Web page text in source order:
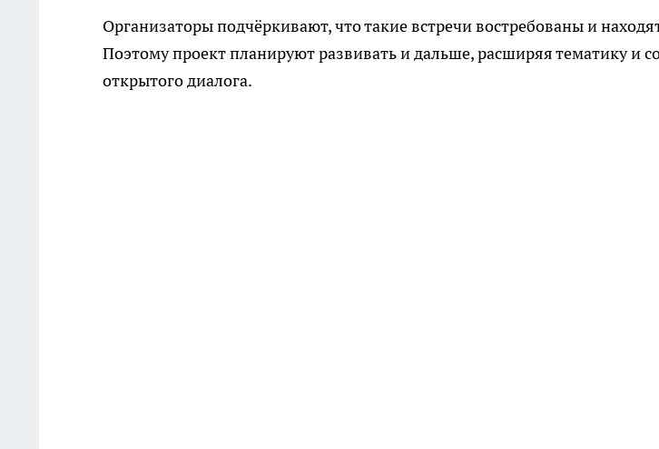
Организаторы подчёркивают, что такие встречи востребованы и
Поэтому проект планируют развивать и дальше, расширяя тематику и
открытого диалога.